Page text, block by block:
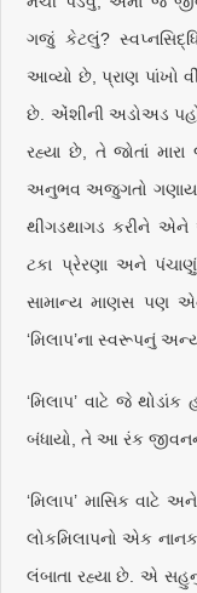
ગજું કેટલું?
આવ્યો છે, પ્રાણ પાંખો
છે. એંશીની અડોઅડ
રહ્યા છે, તે જોતાં
અનુભવ અજુગતો ગણાય.
થીગડથાગડ કરીને એને
ટકા પ્રેરણા અને પંચાણું
સામાન્ય માણસ પણ
‘મિલાપ’ના સ્વરૂપનું
‘મિલાપ’ વાટે જે
બંધાયો, તે આ રંક
‘મિલાપ’ માસિક વાટે
લોકમિલાપનો એક
લંબાતા રહ્યા છે. એ